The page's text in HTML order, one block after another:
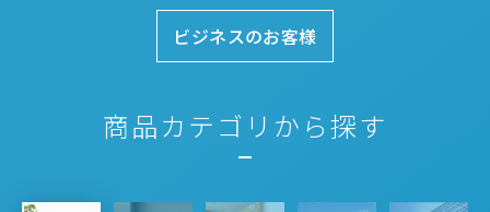
ビジネスのお客様
商品カテゴリから探す